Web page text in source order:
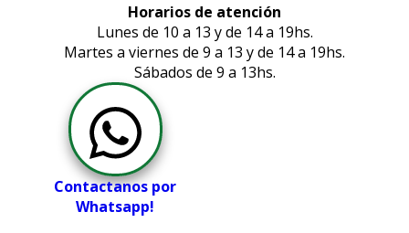
Horarios de atención
Lunes de 10 a 13 y de 14 a 19hs.
Martes a viernes de 9 a 13 y de 14 a 19hs.
Sábados de 9 a 13hs.
Contactanos por
Whatsapp!